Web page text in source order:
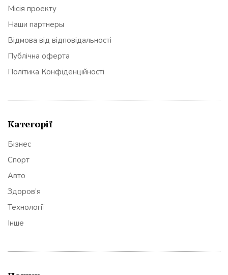
Місія проекту
Наши партнеры
Відмова від відповідальності
Публічна оферта
Політика Конфіденційності
Категорії
Бізнес
Спорт
Авто
Здоров’я
Технології
Інше